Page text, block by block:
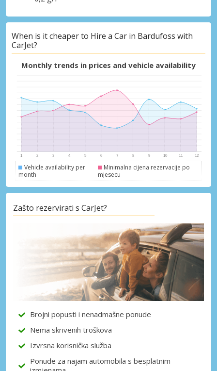
Posebni popusti
Pristupite ekskluzivnim ponudama naših
dobavljača
Prijava putem eLinka
When is it cheaper to Hire a Car in Bardufoss with
CarJet?
Monthly trends in prices and vehicle availability
Vehicle availability per
month
Minimalna cijena rezervacije po
mjesecu
Zašto rezervirati s CarJet?
Brojni popusti i nenadmašne ponude
Nema skrivenih troškova
Izvrsna korisnička služba
Ponude za najam automobila s besplatnim